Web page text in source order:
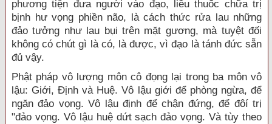
phương tiện đưa người vào đạo, liều thuốc chữa trị
bịnh hư vọng phiền não, là cách thức rửa lau những
đảo tưởng như lau bụi trên mặt gương, mà tuyệt đối
không có chút gì là có, là được, vì đạo là tánh đức sẵn
đủ vậy.
Phật pháp vô lượng môn cô đọng lại trong ba môn vô
lậu: Giới, Định và Huệ. Vô lậu giới để phòng ngừa, để
ngăn đảo vọng. Vô lậu định để chận đứng, để đôí trị
"đảo vọng. Vô lậu huệ dứt sạch đảo vọng. Và tùy theo